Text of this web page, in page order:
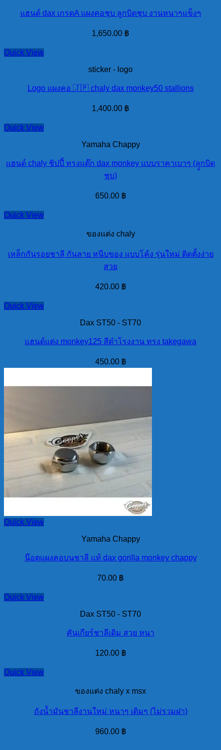
แฮนด์ dax เกรดA แผงคอชุบ ลูกบิดชุบ งานหนาๆแข็งๆ
1,650.00 ฿
Quick View
sticker - logo
Logo แผงคอ 🇯🇵 chaly dax monkey50 stallions
1,400.00 ฿
Quick View
Yamaha Chappy
แฮนด์ chaly ชิปปี้ ทรงแด๊ก dax monkey แบบราคาเบาๆ (ลุูกบิด
ชุบ)
650.00 ฿
Quick View
ของแต่ง chaly
เหล็กกันรอยชาลี กันลาย หนีบของ แบบโค้ง รุ่นใหม่ ติดตั้งง่าย
สวย
420.00 ฿
Quick View
Dax ST50 - ST70
แฮนด์แต่ง monkey125 สีดำโรงงาน ทรง takegawa
450.00 ฿
Quick View
Yamaha Chappy
น๊อตแผงคอบนชาลี แท้ dax gorilla monkey chappy
70.00 ฿
Quick View
Dax ST50 - ST70
คันเกียร์ชาลีเดิม สวย หนา
120.00 ฿
Quick View
ของแต่ง chaly x msx
ถังน้ำมันชาลีงานใหม่ หนาๆ เดิมๆ (ไม่รวมฝา)
960.00 ฿